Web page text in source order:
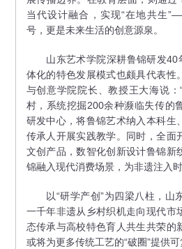
当代设计融合，实现“在地共生
号，更是未来生活的创意源泉。
山东艺术学院深耕鲁锦研发40
体化的特色发展模式也颇具代表性
与创意学院院长、教授王大海说
村，系统挖掘200余种濒临失传的
研发中心，将鲁锦艺术纳入本科生
传承人开展实践教学。同时，全面
文创产品，数智化创新设计鲁锦新
锦融入现代消费场景，为非遗注入
以“研学产创”为四梁八柱，山
一千年非遗从乡村织机走向现代市
态传承与高校特色育人共生共荣的
或将为更多传统工艺的“破圈”提供可